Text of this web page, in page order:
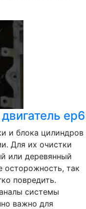
ер6
и блока цилиндров
Для их очистки
или деревянный
осторожность, так
повредить.
системы
важно для